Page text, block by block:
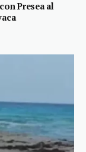
Presea al